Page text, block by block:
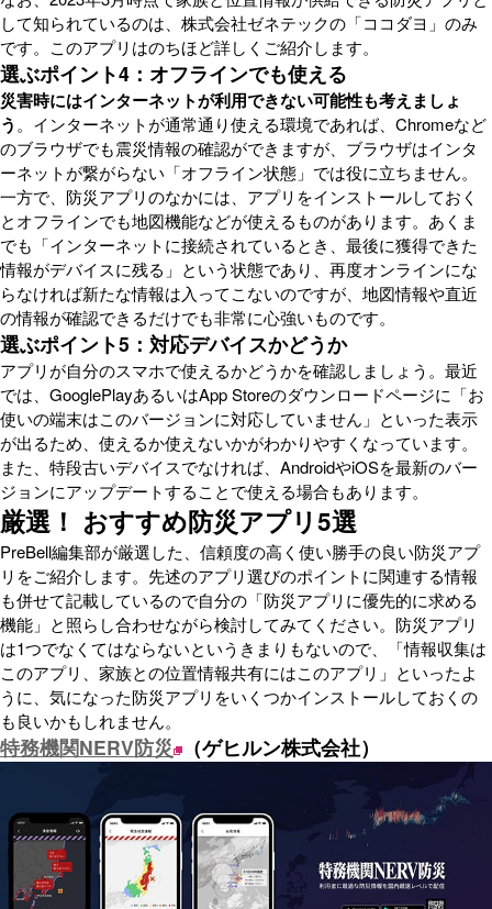
して知られているのは、株式会社ゼネテックの「ココダヨ」のみ
です。このアプリはのちほど詳しくご紹介します。
選ぶポイント4：オフラインでも使える
災害時にはインターネットが利用できない可能性も考えましょ
う。インターネットが通常通り使える環境であれば、Chromeなど
のブラウザでも震災情報の確認ができますが、ブラウザはインタ
ーネットが繋がらない「オフライン状態」では役に立ちません。
一方で、防災アプリのなかには、アプリをインストールしておく
とオフラインでも地図機能などが使えるものがあります。あくま
でも「インターネットに接続されているとき、最後に獲得できた
情報がデバイスに残る」という状態であり、再度オンラインにな
らなければ新たな情報は入ってこないのですが、地図情報や直近
の情報が確認できるだけでも非常に心強いものです。
選ぶポイント5：対応デバイスかどうか
アプリが自分のスマホで使えるかどうかを確認しましょう。最近
では、GooglePlayあるいはApp Storeのダウンロードページに「お
使いの端末はこのバージョンに対応していません」といった表示
が出るため、使えるか使えないかがわかりやすくなっています。
また、特段古いデバイスでなければ、AndroidやiOSを最新のバー
ジョンにアップデートすることで使える場合もあります。
厳選！ おすすめ防災アプリ5選
PreBell編集部が厳選した、信頼度の高く使い勝手の良い防災アプ
リをご紹介します。先述のアプリ選びのポイントに関連する情報
も併せて記載しているので自分の「防災アプリに優先的に求める
機能」と照らし合わせながら検討してみてください。防災アプリ
は1つでなくてはならないというきまりもないので、「情報収集は
このアプリ、家族との位置情報共有にはこのアプリ」といったよ
うに、気になった防災アプリをいくつかインストールしておくの
も良いかもしれません。
特務機関NERV防災 （ゲヒルン株式会社）